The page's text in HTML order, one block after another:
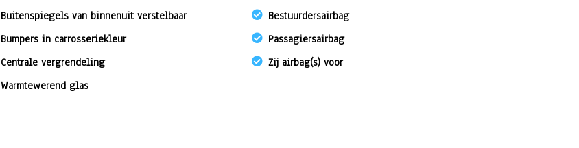
Buitenspiegels van binnenuit verstelbaar
Bumpers in carrosseriekleur
Centrale vergrendeling
Warmtewerend glas
Bestuurdersairbag
Passagiersairbag
Zij airbag(s) voor